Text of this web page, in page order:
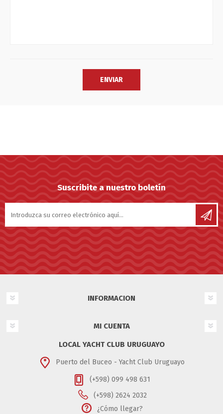
Suscribite a nuestro boletín
INFORMACION
MI CUENTA
LOCAL YACHT CLUB URUGUAYO
Puerto del Buceo - Yacht Club Uruguayo
(+598) 099 498 631
(+598) 2624 2032
¿Cómo llegar?